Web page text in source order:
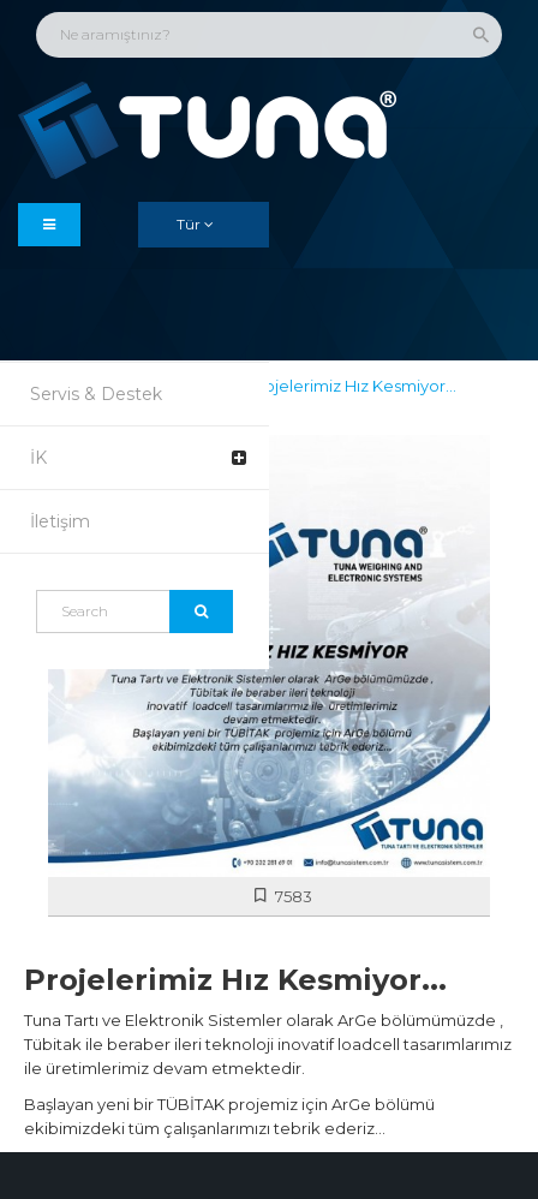
Tür
Haberler & Duyurular Projelerimiz Hız Kesmiyor...
7583
Projelerimiz Hız Kesmiyor...
Tuna Tartı ve Elektronik Sistemler olarak ArGe bölümümüzde ,
Tübitak ile beraber ileri teknoloji inovatif loadcell tasarımlarımız
ile üretimlerimiz devam etmektedir.
Başlayan yeni bir TÜBİTAK projemiz için ArGe bölümü
ekibimizdeki tüm çalışanlarımızı tebrik ederiz...
Kurumsal
Çözümler
Servis & Destek
İK
İletişim